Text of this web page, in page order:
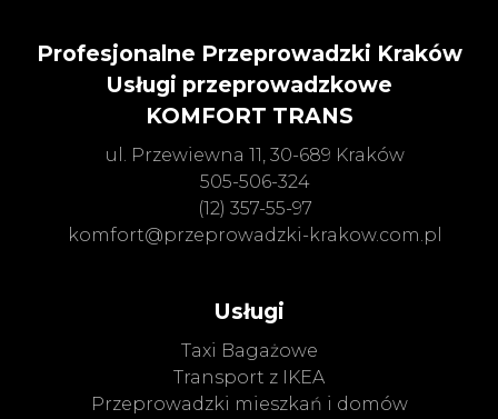
Profesjonalne Przeprowadzki Kraków
Usługi przeprowadzkowe
KOMFORT TRANS
ul. Przewiewna 11, 30-689 Kraków
505-506-324
(12) 357-55-97
komfort@przeprowadzki-krakow.com.pl
Usługi
Taxi Bagażowe
Transport z IKEA
Przeprowadzki mieszkań i domów